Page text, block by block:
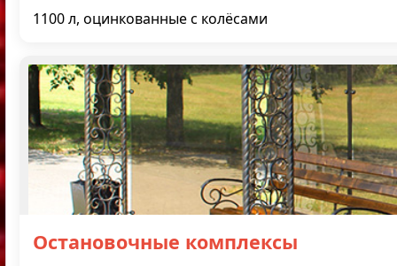
1100 л, оцинкованные с колёсами
Остановочные комплексы